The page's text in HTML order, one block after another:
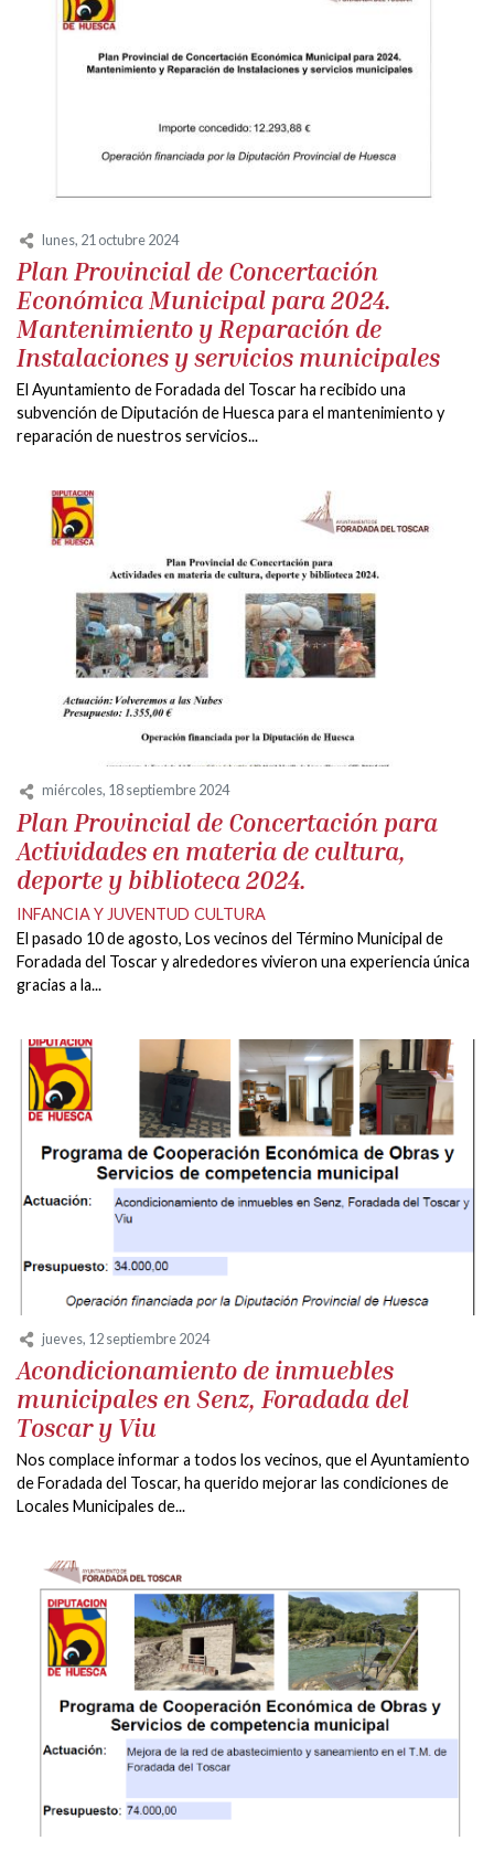
lunes, 21 octubre 2024
Plan Provincial de Concertación
Económica Municipal para 2024.
Mantenimiento y Reparación de
Instalaciones y servicios municipales
El Ayuntamiento de Foradada del Toscar ha recibido una
subvención de Diputación de Huesca para el mantenimiento y
reparación de nuestros servicios...
miércoles, 18 septiembre 2024
Plan Provincial de Concertación para
Actividades en materia de cultura,
deporte y biblioteca 2024.
INFANCIA Y JUVENTUD CULTURA
El pasado 10 de agosto, Los vecinos del Término Municipal de
Foradada del Toscar y alrededores vivieron una experiencia única
gracias a la...
jueves, 12 septiembre 2024
Acondicionamiento de inmuebles
municipales en Senz, Foradada del
Toscar y Viu
Nos complace informar a todos los vecinos, que el Ayuntamiento
de Foradada del Toscar, ha querido mejorar las condiciones de
Locales Municipales de...